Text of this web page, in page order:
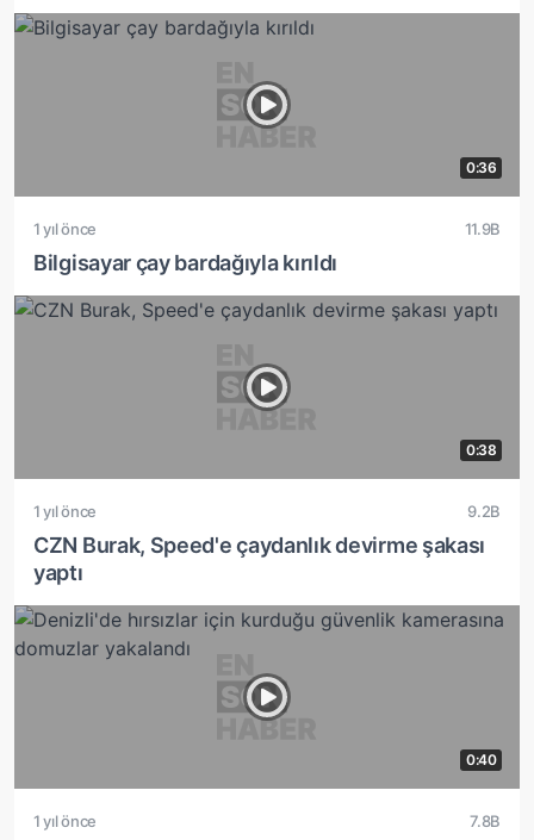
0:36
1 yıl önce 11.9B
Bilgisayar çay bardağıyla kırıldı
0:38
1 yıl önce 9.2B
CZN Burak, Speed'e çaydanlık devirme şakası
yaptı
0:40
1 yıl önce 7.8B